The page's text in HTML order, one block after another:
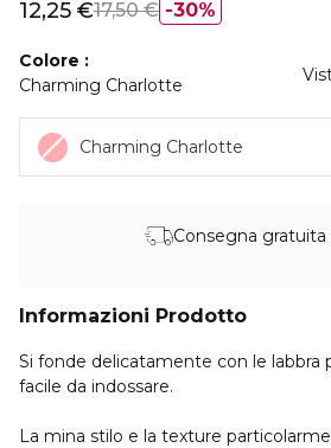
30%
12,25 €17,50 €
Colore
Charming Charlotte
Charming Charlotte
Consegna gratuita
Informazioni Prodotto
Si fonde delicatamente con le labbra
facile da indossare.
La mina stilo e la texture